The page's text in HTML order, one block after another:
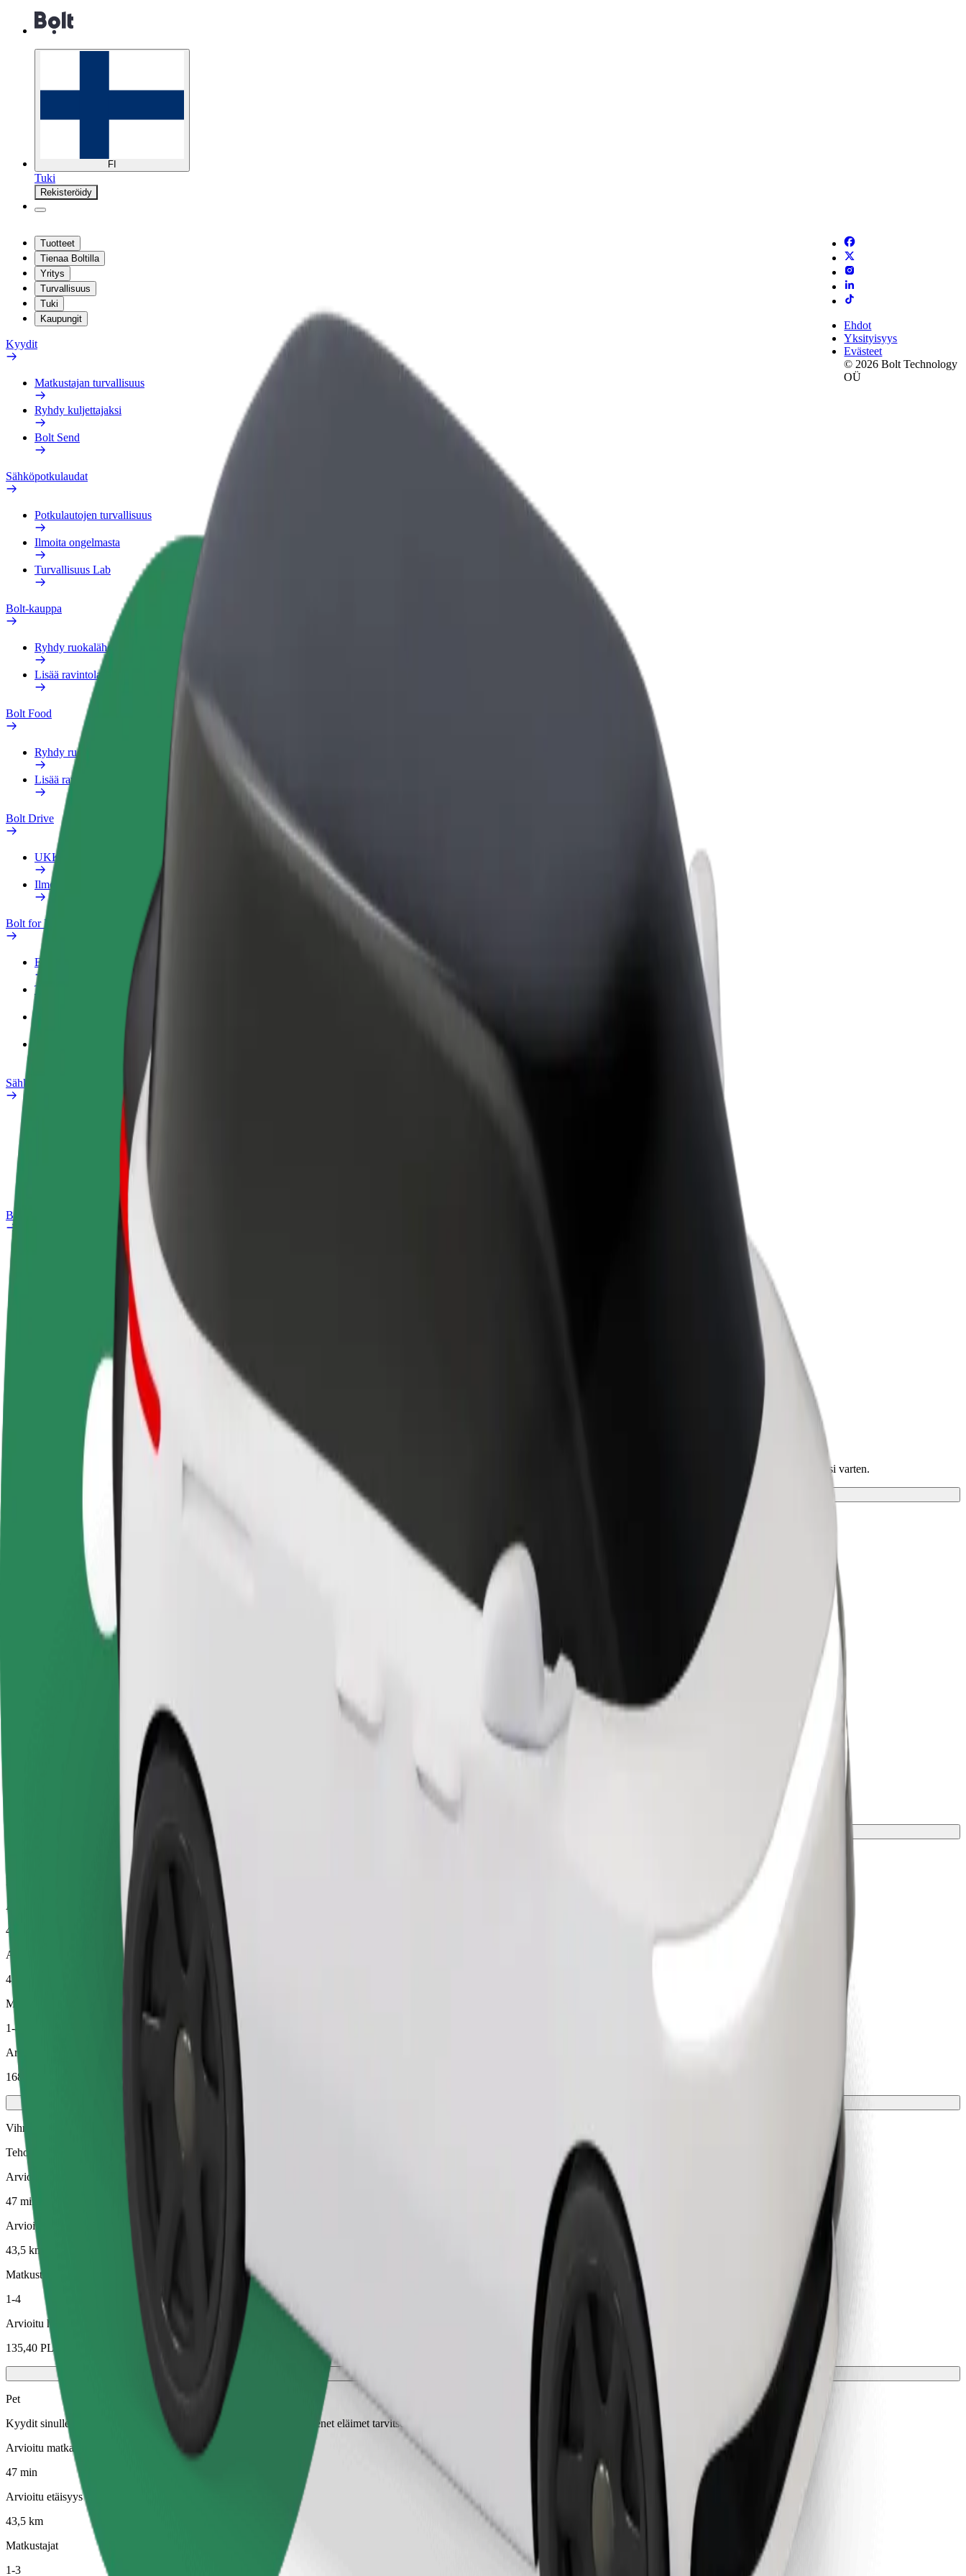
FI
Tuki
Rekisteröidy
Tuotteet
Tienaa Boltilla
Yritys
Turvallisuus
Tuki
Kaupungit
Kyydit
Matkustajan turvallisuus
Ryhdy kuljettajaksi
Bolt Send
Sähköpotkulaudat
Potkulautojen turvallisuus
Ilmoita ongelmasta
Turvallisuus Lab
Bolt-kauppa
Ryhdy ruokalähetiksi
Lisää ravintola tai kauppa
Bolt Food
Ryhdy ruokalähetiksi
Lisää ravintola tai kauppa
Bolt Drive
UKK
Ilmoita ajoneuvosta
Bolt for Business
Edut
Työprofiili
Sähköpyörät
Usein kysytyt kysymykset
Bolt Plus
Usein kysytyt kysymykset
Ryhdy kuljettajaksi
Ansaitse omilla
Ryhdy ruokalähetiksi
Kuljeta ruokaa ja ansaitse
viikoittain
Ehdot
Yksityisyys
Evästeet
© 2026 Bolt Technology
OÜ
Miten päästä paikasta Dworzec PKP - Gliwice kohteeseen Pyrzowice Port Lotniczy (Katowice Airport)
Etsitkö parasta tapaa päästä paikasta Dworzec PKP - Gliwice kohteeseen Pyrzowice Port Lotniczy (Katowice Airport)? Tutustu palveluihimme ja löydä täydellinen vaihtoehto matkaasi varten.
Dworzec PKP - Gliwice
Pyrzowice Port Lotniczy (Katowice Airport)
Mukavuutta vain muutaman napautuksen päässä!
Luotettavat kyydit arkisilla keskikokoisilla autoilla.
Isommat autot, enemmän jalka- ja tavaratilaa.
Arvioitu matka-aika
47 min
Arvioitu etäisyys
43,5 km
Matkustajat
1-4
Arvioitu hinta
168,00 PLN
Vihreä
Tehokkaat kyydit hybridi- ja sähköautoilla
Arvioitu matka-aika
47 min
Arvioitu etäisyys
43,5 km
Matkustajat
1-4
Arvioitu hinta
135,40 PLN
Pet
Kyydit sinulle ja lemmikillesi. Koirien on käytettävä kuonokoppa, pienet eläimet tarvitsevat kuljetuskopan ja istuimet on suojattava peitolla tai tyynyllä.
Arvioitu matka-aika
47 min
Arvioitu etäisyys
43,5 km
Matkustajat
1-3